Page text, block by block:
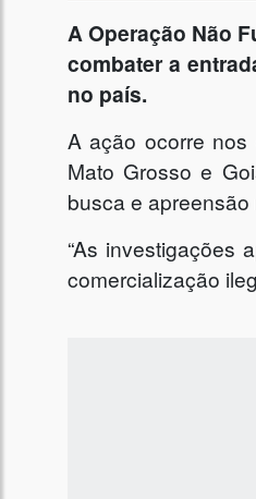
A Operação Não
combater a
no país.
A ação ocorre nos
Mato Grosso e
busca e
“As investigações
comercialização